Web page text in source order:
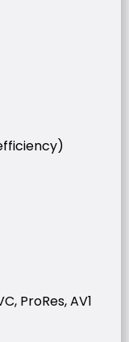
ProRes, AV1